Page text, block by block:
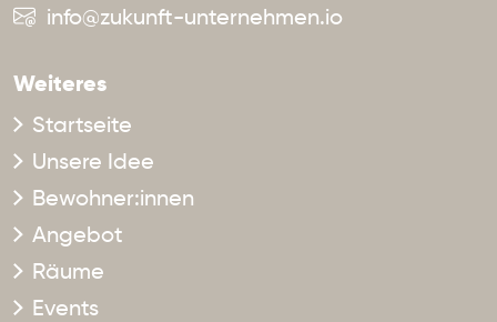
info@zukunft-unternehmen.io
Weiteres
Startseite
Unsere Idee
Bewohner:innen
Angebot
Räume
Events